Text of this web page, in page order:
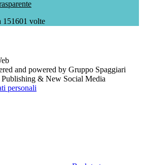
151601 volte
and powered by Gruppo Spaggiari
& New Social Media
personali